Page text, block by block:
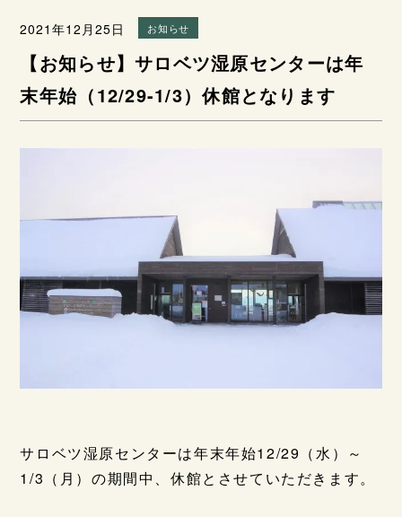
2021年12月25日 お知らせ
【お知らせ】サロベツ湿原センターは年
末年始（12/29-1/3）休館となります
サロベツ湿原センターは年末年始12/29（水）～
1/3（月）の期間中、休館とさせていただきます。